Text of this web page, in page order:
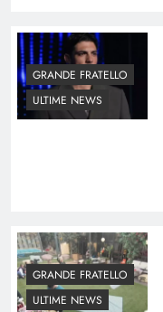
GRANDE FRATELLO
ULTIME NEWS
GRANDE FRATELLO
ULTIME NEWS